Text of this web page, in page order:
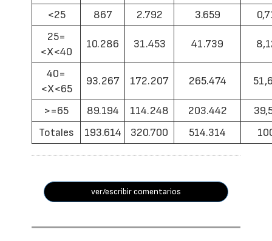
<25
867 2.792 3.659
25=
<X<40
10.286 31.453 41.739
40=
<X<65
93.267 172.207 265.474
>=65 89.194 114.248 203.442
Totales
193.614 320.700 514.314
ver/escribir comentarios